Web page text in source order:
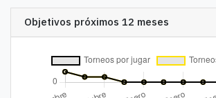
Objetivos próximos 12 meses